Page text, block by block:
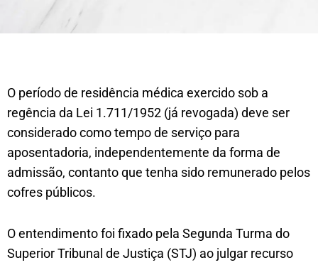
O período de residência médica exercido sob a
regência da Lei 1.711/1952 (já revogada) deve ser
considerado como tempo de serviço para
aposentadoria, independentemente da forma de
admissão, contanto que tenha sido remunerado pelos
cofres públicos.
O entendimento foi fixado pela Segunda Turma do
Superior Tribunal de Justiça (STJ) ao julgar recurso